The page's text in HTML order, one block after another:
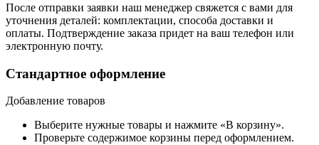
После отправки заявки наш менеджер свяжется с вами для
уточнения деталей: комплектации, способа доставки и
оплаты. Подтверждение заказа придет на ваш телефон или
электронную почту.
Стандартное оформление
Добавление товаров
Выберите нужные товары и нажмите «В корзину».
Проверьте содержимое корзины перед оформлением.